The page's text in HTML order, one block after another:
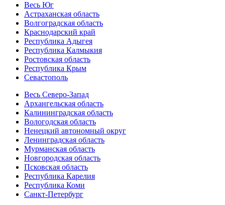
Весь Юг
Астраханская область
Волгоградская область
Краснодарский край
Республика Адыгея
Республика Калмыкия
Ростовская область
Республика Крым
Севастополь
Весь Северо-Запад
Архангельская область
Калининградская область
Вологодская область
Ненецкий автономный округ
Ленинградская область
Мурманская область
Новгородская область
Псковская область
Республика Карелия
Республика Коми
Санкт-Петербург